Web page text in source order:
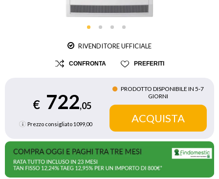
RIVENDITORE UFFICIALE
CONFRONTA PREFERITI
€ 722,05
Prezzo consigliato 1099,00
PRODOTTO DISPONIBILE IN 5‑7
GIORNI